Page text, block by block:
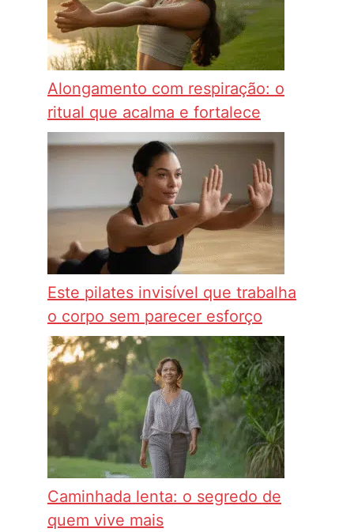
Alongamento com respiração: o
ritual que acalma e fortalece
Este pilates invisível que trabalha
o corpo sem parecer esforço
Caminhada lenta: o segredo de
quem vive mais